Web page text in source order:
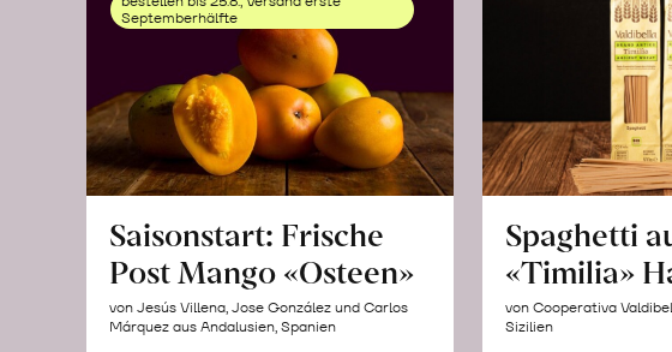
Septemberhälfte
Saisonstart: Frische
Post Mango «Osteen»
von Jesús Villena, Jose González und Carlos
Márquez aus Andalusien, Spanien
Spaghetti
«Timilia»
von Cooperativa
Sizilien